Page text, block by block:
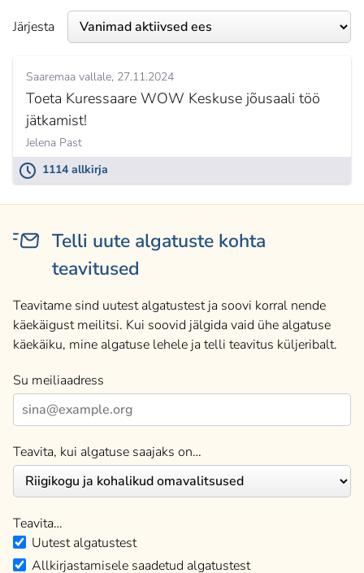
Järjesta
Saaremaa vallale 27.11.2024
Toeta Kuressaare WOW Keskuse jõusaali töö
jätkamist!
Jelena Past
1114 allkirja
Telli uute algatuste kohta
teavitused
Teavitame sind uutest algatustest ja soovi korral nende
käekäigust meilitsi. Kui soovid jälgida vaid ühe algatuse
käekäiku, mine algatuse lehele ja telli teavitus küljeribalt.
Su meiliaadress
Teavita, kui algatuse saajaks on…
Teavita…
Uutest algatustest
Allkirjastamisele saadetud algatustest